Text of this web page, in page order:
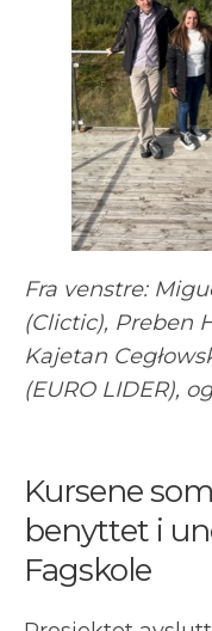
Fra venstre:
(Clictic), Preben
Kajetan
(EURO LIDER),
Kursene
benyttet i
Fagskole